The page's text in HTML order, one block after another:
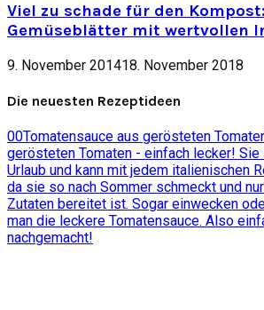
Viel zu schade für den Kompost:
Gemüseblätter mit wertvollen
9. November 201418. November 2018
Die neuesten Rezeptideen
00Tomatensauce aus gerösteten
gerösteten Tomaten - einfach lecker!
Urlaub und kann mit jedem italienischen
da sie so nach Sommer schmeckt und
Zutaten bereitet ist. Sogar einwecken
man die leckere Tomatensauce. Also
nachgemacht!